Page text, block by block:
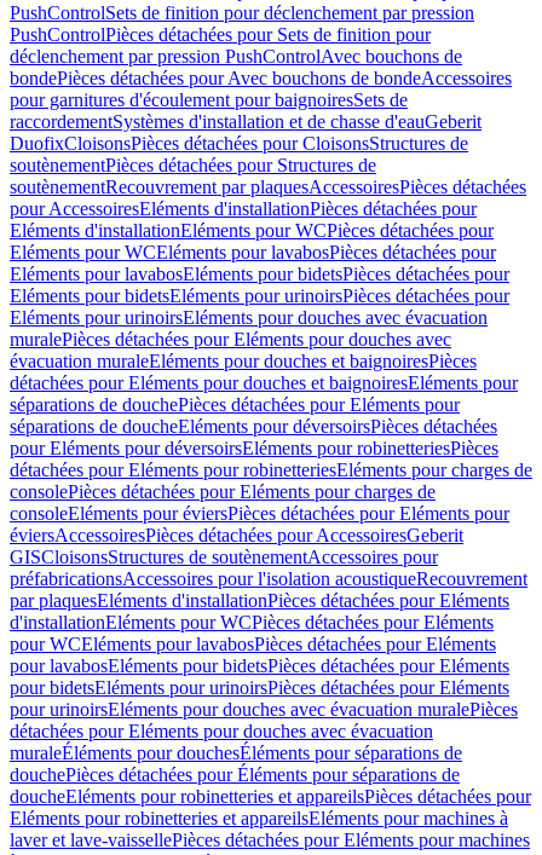
PushControlSets de finition pour déclenchement par pression
PushControlPièces détachées pour Sets de finition pour
déclenchement par pression PushControlAvec bouchons de
bondePièces détachées pour Avec bouchons de bondeAccessoires
pour garnitures d'écoulement pour baignoiresSets de
raccordementSystèmes d'installation et de chasse d'eauGeberit
DuofixCloisonsPièces détachées pour CloisonsStructures de
soutènementPièces détachées pour Structures de
soutènementRecouvrement par plaquesAccessoiresPièces détachées
pour AccessoiresEléments d'installationPièces détachées pour
Eléments d'installationEléments pour WCPièces détachées pour
Eléments pour WCEléments pour lavabosPièces détachées pour
Eléments pour lavabosEléments pour bidetsPièces détachées pour
Eléments pour bidetsEléments pour urinoirsPièces détachées pour
Eléments pour urinoirsEléments pour douches avec évacuation
muralePièces détachées pour Eléments pour douches avec
évacuation muraleEléments pour douches et baignoiresPièces
détachées pour Eléments pour douches et baignoiresEléments pour
séparations de douchePièces détachées pour Eléments pour
séparations de doucheEléments pour déversoirsPièces détachées
pour Eléments pour déversoirsEléments pour robinetteriesPièces
détachées pour Eléments pour robinetteriesEléments pour charges de
consolePièces détachées pour Eléments pour charges de
consoleEléments pour éviersPièces détachées pour Eléments pour
éviersAccessoiresPièces détachées pour AccessoiresGeberit
GISCloisonsStructures de soutènementAccessoires pour
préfabricationsAccessoires pour l'isolation acoustiqueRecouvrement
par plaquesEléments d'installationPièces détachées pour Eléments
d'installationEléments pour WCPièces détachées pour Eléments
pour WCEléments pour lavabosPièces détachées pour Eléments
pour lavabosEléments pour bidetsPièces détachées pour Eléments
pour bidetsEléments pour urinoirsPièces détachées pour Eléments
pour urinoirsEléments pour douches avec évacuation muralePièces
détachées pour Eléments pour douches avec évacuation
muraleÉléments pour douchesÉléments pour séparations de
douchePièces détachées pour Éléments pour séparations de
doucheEléments pour robinetteries et appareilsPièces détachées pour
Eléments pour robinetteries et appareilsEléments pour machines à
laver et lave-vaissellePièces détachées pour Eléments pour machines